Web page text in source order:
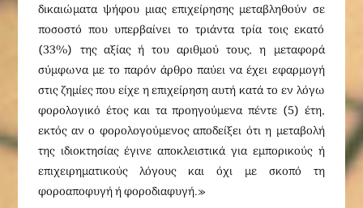
δικαιώματα ψήφου μιας επιχείρησης μεταβληθούν σε
ποσοστό που υπερβαίνει το τριάντα τρία τοις εκατό
(33%) της αξίας ή του αριθμού τους, η μεταφορά
σύμφωνα με το παρόν άρθρο παύει να έχει εφαρμογή
στις ζημίες που είχε η επιχείρηση αυτή κατά το εν λόγω
φορολογικό έτος και τα προηγούμενα πέντε (5) έτη,
εκτός αν ο φορολογούμενος αποδείξει ότι η μεταβολή
της ιδιοκτησίας έγινε αποκλειστικά για εμπορικούς ή
επιχειρηματικούς λόγους και όχι με σκοπό τη
φοροαποφυγή ή φοροδιαφυγή.»